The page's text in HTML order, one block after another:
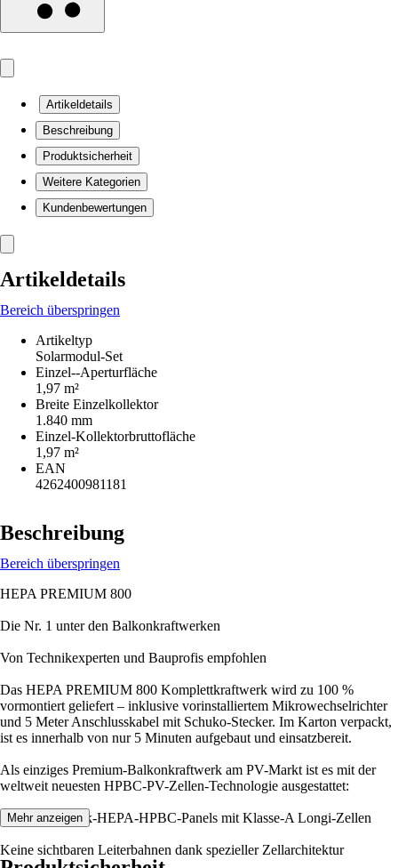
Artikeldetails
Beschreibung
Produktsicherheit
Weitere Kategorien
Kundenbewertungen
Artikeldetails
Bereich überspringen
Artikeltyp
Solarmodul-Set
Einzel--Aperturfläche
1,97 m²
Breite Einzelkollektor
1.840 mm
Einzel-Kollektorbruttofläche
1,97 m²
EAN
4262400981181
Beschreibung
Bereich überspringen
HEPA PREMIUM 800
Die Nr. 1 unter den Balkonkraftwerken
Von Technikexperten und Bauprofis empfohlen
Das HEPA PREMIUM 800 Komplettkraftwerk wird zu 100 %
vormontiert geliefert – inklusive vorinstalliertem Mikrowechselrichter
und 5 Meter Anschlusskabel mit Schuko-Stecker. Im Karton verpackt,
ist es innerhalb von nur 5 Minuten aufgebaut und einsatzbereit.
Als einziges Premium-Balkonkraftwerk am PV-Markt ist es mit der
weltweit neuesten HPBC-PV-Zellen-Technologie ausgestattet:
Zwei Full-Black-HEPA-HPBC-Panels mit Klasse-A Longi-Zellen
Keine sichtbaren Leiterbahnen dank spezieller Zellarchitektur
Mehr anzeigen